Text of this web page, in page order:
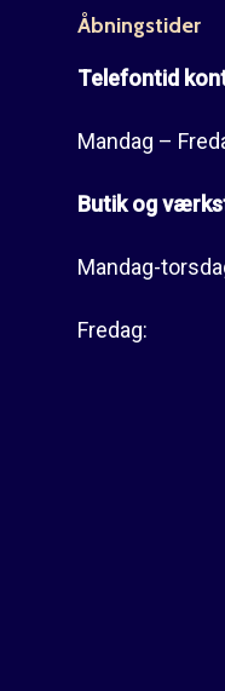
Åbningstider
Telefontid
Mandag –
Butik og
Mandag-
Fredag: